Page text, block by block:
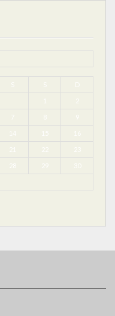
S S D
1
7 8 9
14 15 16
21 23
28 29 30